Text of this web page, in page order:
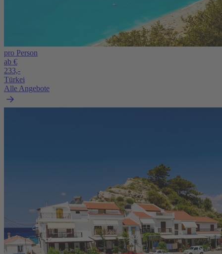
pro Person
ab €
233,-
Türkei
Alle Angebote